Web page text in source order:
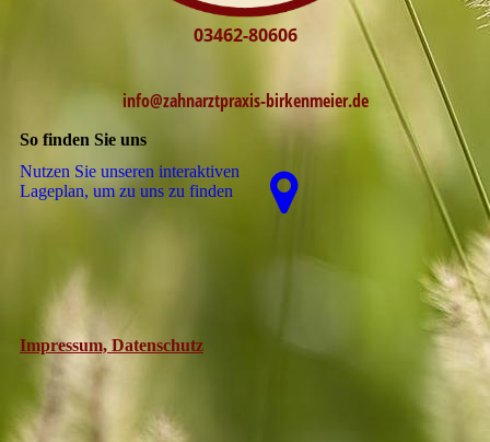
03462-80606
info@zahnarztpraxis-birkenmeier.de
So finden Sie uns
Nutzen Sie unseren interaktiven
La­ge­plan, um zu uns zu finden
Impressum, Datenschutz